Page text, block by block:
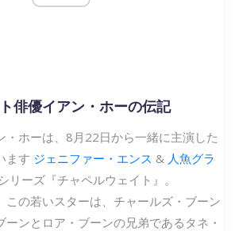
俳優イアン・ホーの伝記
・ホーは、8月22日から一緒に主演した
ます ジェニファー・エンス & 人魚グラ
リーズ『チャペルウェイト』。
この若いスターは、チャールズ・ブーン
ンとロア・ブーンの兄弟であるタネ・